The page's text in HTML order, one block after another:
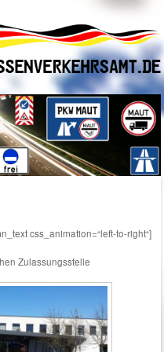
css_animation=“left-to-right“]
Zulassungsstelle